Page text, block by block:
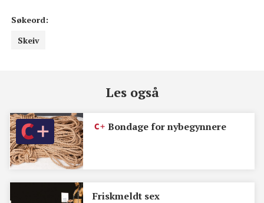
Søkeord:
Skeiv
Les også
Bondage for nybegynnere
Friskmeldt sex